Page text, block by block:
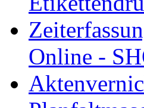
Online -